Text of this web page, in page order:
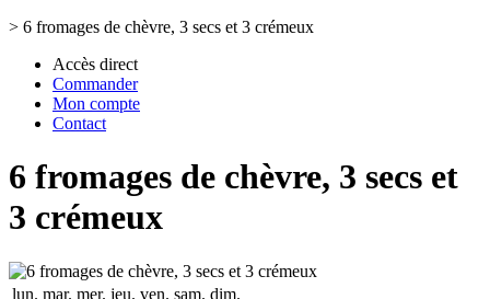
> 6 fromages de chèvre, 3 secs et 3 crémeux
Accès direct
Commander
Mon compte
Contact
6 fromages de chèvre, 3 secs et
3 crémeux
lun. mar. mer. jeu. ven. sam. dim.